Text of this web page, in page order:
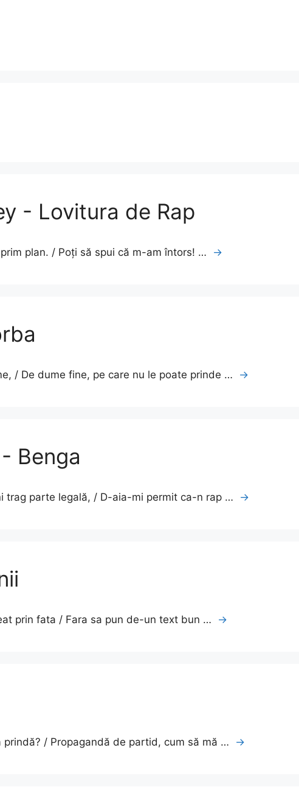
- Lovitura de Rap
plan. / Poți să spui că m-am întors! … →
/ De dume fine, pe care nu le poate prinde … →
Benga
trag parte legală, / D-aia-mi permit ca-n rap … →
prin fata / Fara sa pun de-un text bun … →
/ Propagandă de partid, cum să mă … →